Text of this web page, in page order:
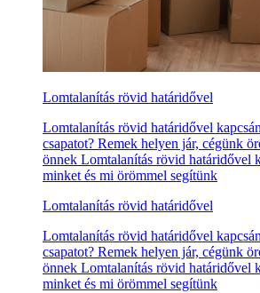
Lomtalanítás rövid határidővel
Lomtalanítás rövid határidővel
csapatot? Remek helyen jár, cégünk
önnek Lomtalanítás rövid határidővel
minket és mi örömmel segítünk
Lomtalanítás rövid határidővel
Lomtalanítás rövid határidővel
csapatot? Remek helyen jár, cégünk
önnek Lomtalanítás rövid határidővel
minket és mi örömmel segítünk